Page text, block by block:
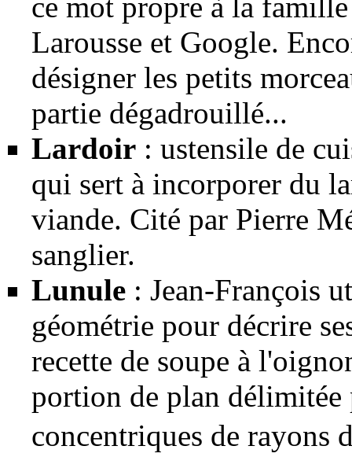
Larousse et Google.
désigner les petits
partie dégadrouillé...
Lardoir : ustensile de
qui sert à incorporer du
viande. Cité par Pierre
sanglier.
Lunule : Jean-François
géométrie pour décrire
recette de soupe à
portion de plan délimitée
concentriques de rayons